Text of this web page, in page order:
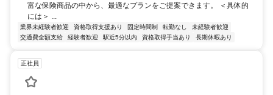
富な保険商品の中から、最適なプランをご提案できます。 ＜具体的
には＞ ...
業界未経験者歓迎 資格取得支援あり 固定時間制 転勤なし
未経験者歓迎
交通費全額支給
経験者歓迎 駅近5分以内 資格取得手当あり 長期休暇あり
正社員